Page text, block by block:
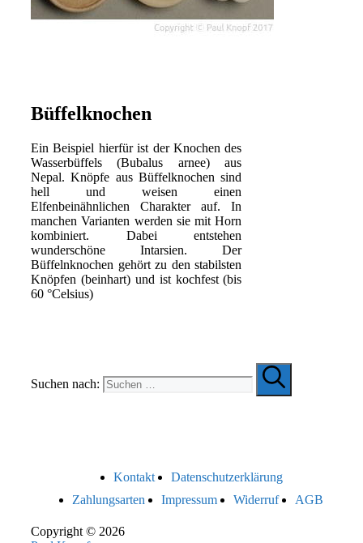
Büffelknochen
Ein Beispiel hierfür ist der Knochen des
Wasserbüffels (Bubalus arnee) aus
Nepal. Knöpfe aus Büffelknochen sind
hell und weisen einen
Elfenbeinähnlichen Charakter auf. In
manchen Varianten werden sie mit Horn
kombiniert. Dabei entstehen
wunderschöne Intarsien. Der
Büffelnknochen gehört zu den stabilsten
Knöpfen (beinhart) und ist kochfest (bis
60 °Celsius)
Suchen nach:
Kontakt
Datenschutzerklärung
Zahlungsarten
Impressum Widerruf AGB
Copyright © 2026